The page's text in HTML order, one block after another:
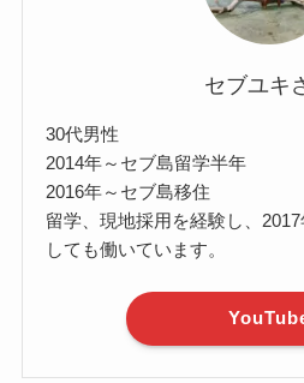
セブユキ
30代男性
2014年～セブ島留学半年
2016年～セブ島移住
留学、現地採用を経験し、
しても働いています。